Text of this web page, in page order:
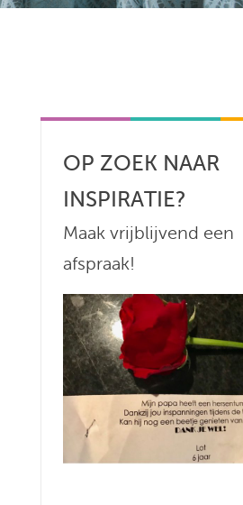
OP ZOEK NAAR
INSPIRATIE?
Maak vrijblijvend een
afspraak!